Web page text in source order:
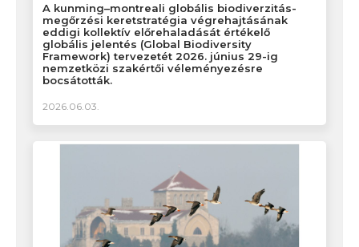
A kunming–montreali globális biodiverzitás-
megőrzési keretstratégia végrehajtásának
eddigi kollektív előrehaladását értékelő
globális jelentés (Global Biodiversity
Framework) tervezetét 2026. június 29-ig
nemzetközi szakértői véleményezésre
bocsátották.
2026.06.03.